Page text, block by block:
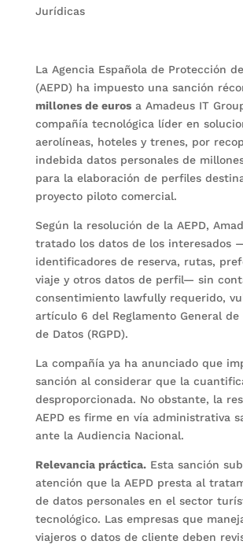
Jurídicas
La Agencia Española de Protección
(AEPD) ha impuesto una sanción
millones de eurosa Amadeus IT
compañía tecnológica líder en
aerolíneas, hoteles y trenes, por
indebida datos personales de
para la elaboración de perfiles
proyecto piloto comercial.
Según la resolución de la AEPD,
tratado los datos de los interesados
identificadores de reserva, rutas,
viaje y otros datos de perfil— sin
consentimiento lawfully requerido,
artículo 6 del Reglamento General de
de Datos (RGPD).
La compañía ya ha anunciado que
sanción al considerar que la
desproporcionada. No obstante, la
AEPD es firme en vía administrativa
ante la Audiencia Nacional.
Relevancia práctica.Esta sanción
atención que la AEPD presta al
de datos personales en el sector
tecnológico. Las empresas que
viajeros o datos de cliente deben